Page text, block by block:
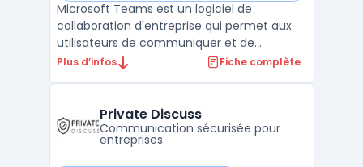
Microsoft Teams est un logiciel de
collaboration d'entreprise qui permet aux
utilisateurs de communiquer et de
collaborer efficacement avec des équipes
communiquer via des chats, des appels
audio et des appels vidéo. Il offre égal ...
Plus d’infos Fiche complète
Private Discuss
Communication sécurisée pour
entreprises